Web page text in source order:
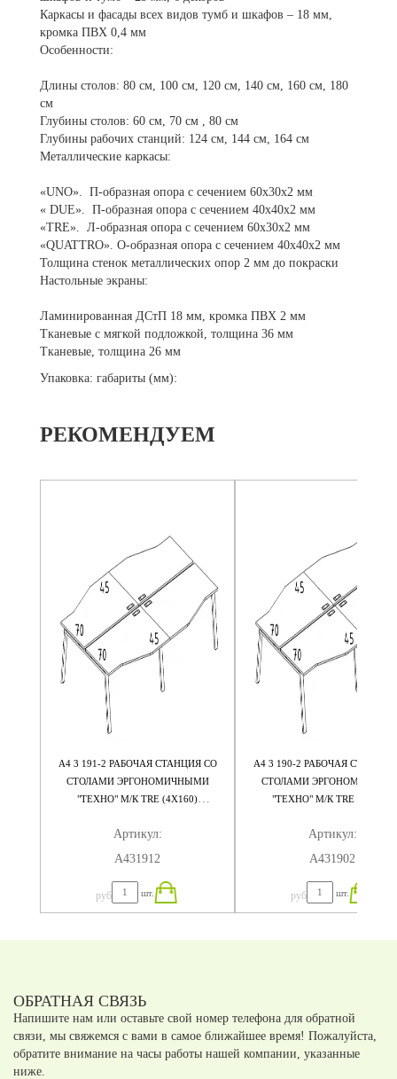
Каркасы и фасады всех видов тумб и шкафов – 18 мм,
кромка ПВХ 0,4 мм
Особенности:
Длины столов: 80 см, 100 см, 120 см, 140 см, 160 см, 180
см
Глубины столов: 60 см, 70 см , 80 см
Глубины рабочих станций: 124 см, 144 см, 164 см
Металлические каркасы:
«UNO». П-образная опора с сечением 60х30х2 мм
« DUE». П-образная опора с сечением 40х40х2 мм
«TRE». Л-образная опора с сечением 60х30х2 мм
«QUATTRO». О-образная опора с сечением 40х40х2 мм
Толщина стенок металлических опор 2 мм до покраски
Настольные экраны:
Ламинированная ДСтП 18 мм, кромка ПВХ 2 мм
Тканевые с мягкой подложкой, толщина 36 мм
Тканевые, толщина 26 мм
Упаковка: габариты (мм):
РЕКОМЕНДУЕМ
А4 3 191-2 РАБОЧАЯ СТАНЦИЯ СО
СТОЛАМИ ЭРГОНОМИЧНЫМИ
"ТЕХНО" М/К TRE (4Х160)
Артикул:
А431912
руб шт.
А4 3 190-2 РАБОЧАЯ
СТОЛАМИ
"ТЕХНО" М/К TRE (4Х140)
Артикул:
А431902
руб шт.
ОБРАТНАЯ СВЯЗЬ
Напишите нам или оставьте свой номер телефона для обратной
связи, мы свяжемся с вами в самое ближайшее время! Пожалуйста,
обратите внимание на часы работы нашей компании, указанные
ниже.